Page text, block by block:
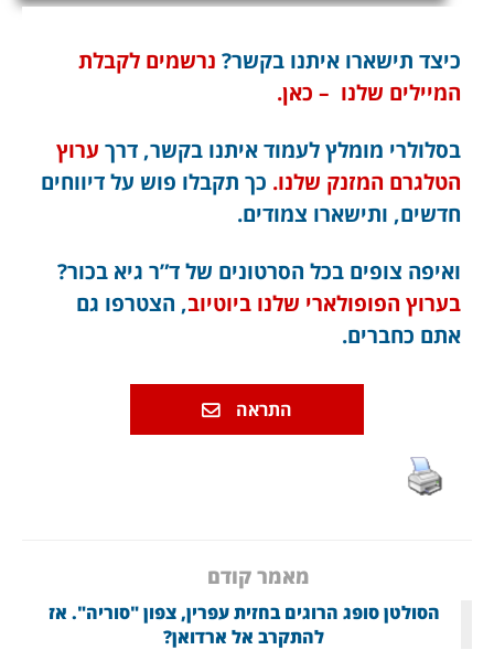
כיצד תישארו איתנו בקשר? נרשמים לקבלת
המיילים שלנו – כאן.
בסלולרי מומלץ לעמוד איתנו בקשר, דרך ערוץ
הטלגרם המזנק שלנו. כך תקבלו פוש על דיווחים
חדשים, ותישארו צמודים.
ואיפה צופים בכל הסרטונים של ד”ר גיא בכור?
בערוץ הפופולארי שלנו ביוטיוב, הצטרפו גם
אתם כחברים.
התראה
מאמר קודם
הסולטן סופג הרוגים בחזית עפרין, צפון "סוריה". אז
להתקרב אל ארדואן?